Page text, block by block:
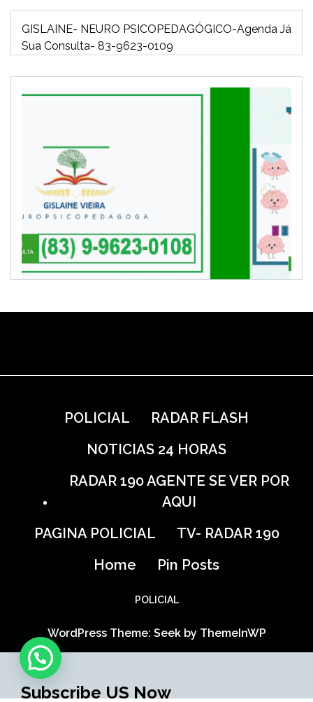
GISLAINE- NEURO PSICOPEDAGÓGICO-Agenda Já
Sua Consulta- 83-9623-0109
POLICIAL
RADAR FLASH
NOTICIAS 24 HORAS
RADAR 190 AGENTE SE VER POR
AQUI
PAGINA POLICIAL
TV- RADAR 190
Home
Pin Posts
POLICIAL
WordPress Theme: Seek by ThemeInWP
Subscribe US Now